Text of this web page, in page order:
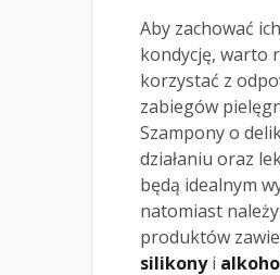
Aby zachować
kondycję, warto
korzystać z
zabiegów
Szampony o
działaniu oraz
będą idealnym
natomiast
produktów
silikonyi